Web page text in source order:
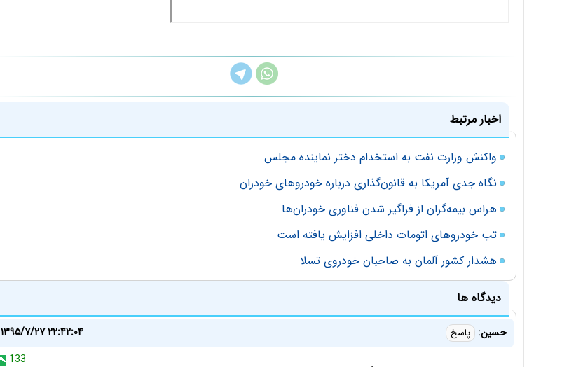
اخبار مرتبط
واکنش وزارت نفت به استخدام دختر نماینده مجلس
نگاه جدی آمریکا به قانون‌گذاری درباره خودروهای خودران
هراس بیمه‌گران از فراگیر شدن فناوری خودران‌ها
تب خودروهای اتومات داخلی افزایش یافته است
هشدار کشور آلمان به صاحبان خودروی تسلا
دیدگاه ها
حسین: پاسخ
۱۳۹۵/۷/۲۷ ۲۲:۴۲:۰۴
133